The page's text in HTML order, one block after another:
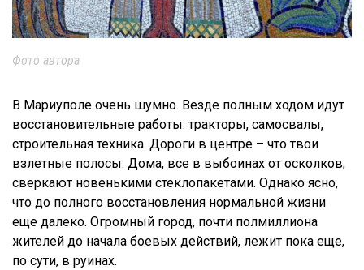
Фото автора
В Мариуполе очень шумно. Везде полным ходом идут
восстановительные работы: тракторы, самосвалы,
строительная техника. Дороги в центре – что твои
взлетные полосы. Дома, все в выбоинах от осколков,
сверкают новенькими стеклопакетами. Однако ясно,
что до полного восстановления нормальной жизни
еще далеко. Огромный город, почти полмиллиона
жителей до начала боевых действий, лежит пока еще,
по сути, в руинах.